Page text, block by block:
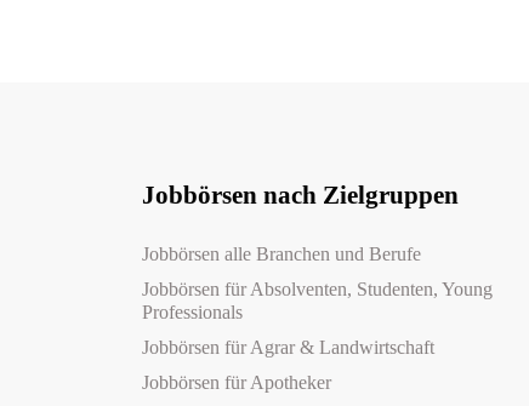
Jobbörsen nach Zielgruppen
Jobbörsen alle Branchen und Berufe
Jobbörsen für Absolventen, Studenten, Young
Professionals
Jobbörsen für Agrar & Landwirtschaft
Jobbörsen für Apotheker